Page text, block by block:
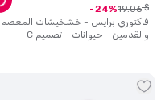
فاكتوري برايس - خشخيشات المعصم
والقدمين - حيوانات - تصميم C
$
19.06
24